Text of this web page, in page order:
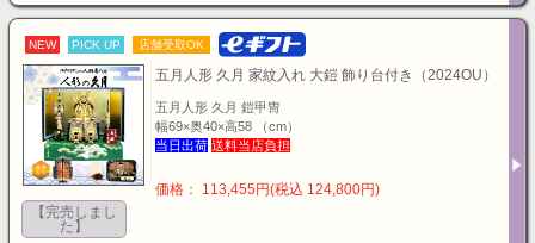
NEW PICK UP 店舗受取OK
五月人形 久月 家紋入れ 大鎧 飾り台付き（2024OU）
五月人形 久月 鎧甲冑
幅69×奥40×高58 （cm）
当日出荷 送料当店負担
価格： 113,455円(税込 124,800円)
【完売しまし
た】